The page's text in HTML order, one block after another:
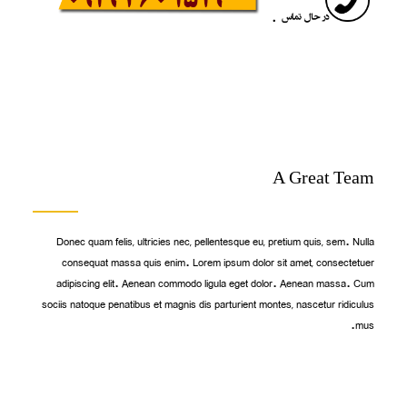
A Great Team
Donec quam felis, ultricies nec, pellentesque eu, pretium quis, sem. Nulla
consequat massa quis enim. Lorem ipsum dolor sit amet, consectetuer
adipiscing elit. Aenean commodo ligula eget dolor. Aenean massa. Cum
sociis natoque penatibus et magnis dis parturient montes, nascetur ridiculus
mus.